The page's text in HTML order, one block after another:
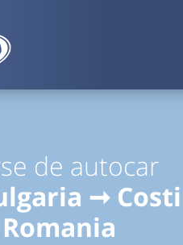
de autocar
➞
Romania